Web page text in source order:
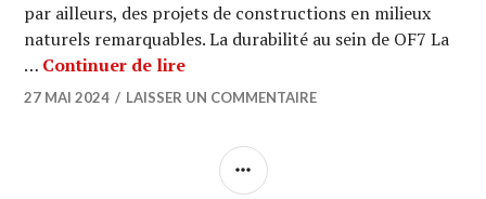
par ailleurs, des projets de constructions en milieux
naturels remarquables. La durabilité au sein de OF7 La
… Continuer de lireWHO’s WHO / LaboNord : OF7
27 MAI 2024 LAISSER UN COMMENTAIRE
COLONNE